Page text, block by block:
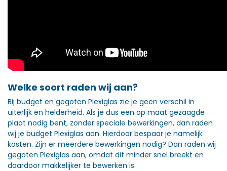
Welke soort raden wij aan?
Bij budget en gegoten Plexiglas zie je geen verschil in
uiterlijk en helderheid. Als je dus een op maat gezaagde
plaat nodig bent, zonder speciale bewerkingen, dan raden
wij je budget Plexiglas aan. Hierdoor bespaar je namelijk
kosten. Zijn er meerdere bewerkingen nodig? Dan raden wij
gegoten Plexiglas aan, omdat dit minder snel breekt en
daardoor makkelijker te bewerken is.